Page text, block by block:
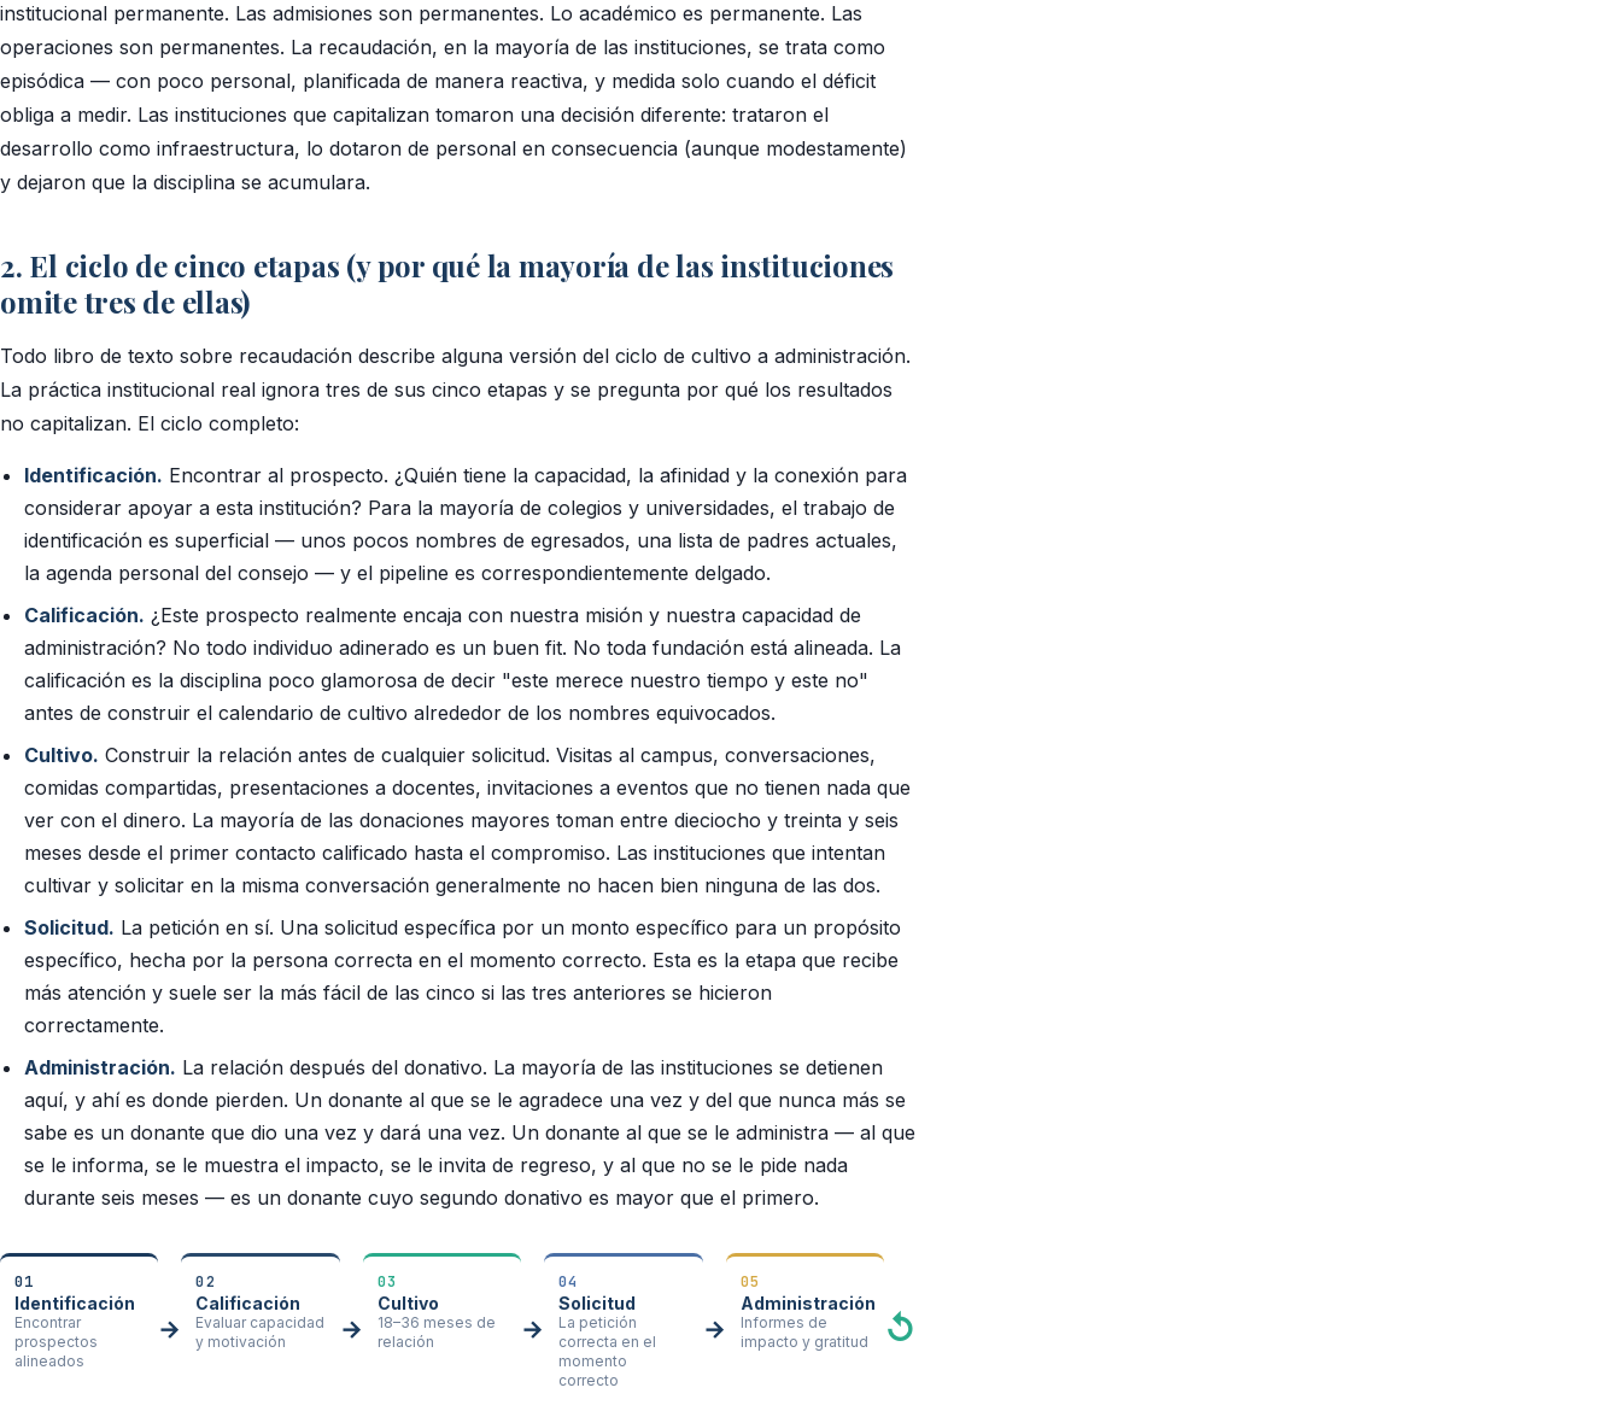
institucional permanente. Las admisiones son permanentes. Lo académico es permanente. Las
operaciones son permanentes. La recaudación, en la mayoría de las instituciones, se trata como
episódica — con poco personal, planificada de manera reactiva, y medida solo cuando el déficit
obliga a medir. Las instituciones que capitalizan tomaron una decisión diferente: trataron el
desarrollo como infraestructura, lo dotaron de personal en consecuencia (aunque modestamente)
y dejaron que la disciplina se acumulara.
2. El ciclo de cinco etapas (y por qué la mayoría de las instituciones
omite tres de ellas)
Todo libro de texto sobre recaudación describe alguna versión del ciclo de cultivo a administración.
La práctica institucional real ignora tres de sus cinco etapas y se pregunta por qué los resultados
no capitalizan. El ciclo completo:
Identificación. Encontrar al prospecto. ¿Quién tiene la capacidad, la afinidad y la conexión para
considerar apoyar a esta institución? Para la mayoría de colegios y universidades, el trabajo de
identificación es superficial — unos pocos nombres de egresados, una lista de padres actuales,
la agenda personal del consejo — y el pipeline es correspondientemente delgado.
Calificación. ¿Este prospecto realmente encaja con nuestra misión y nuestra capacidad de
administración? No todo individuo adinerado es un buen fit. No toda fundación está alineada. La
calificación es la disciplina poco glamorosa de decir "este merece nuestro tiempo y este no"
antes de construir el calendario de cultivo alrededor de los nombres equivocados.
Cultivo. Construir la relación antes de cualquier solicitud. Visitas al campus, conversaciones,
comidas compartidas, presentaciones a docentes, invitaciones a eventos que no tienen nada que
ver con el dinero. La mayoría de las donaciones mayores toman entre dieciocho y treinta y seis
meses desde el primer contacto calificado hasta el compromiso. Las instituciones que intentan
cultivar y solicitar en la misma conversación generalmente no hacen bien ninguna de las dos.
Solicitud. La petición en sí. Una solicitud específica por un monto específico para un propósito
específico, hecha por la persona correcta en el momento correcto. Esta es la etapa que recibe
más atención y suele ser la más fácil de las cinco si las tres anteriores se hicieron
correctamente.
Administración. La relación después del donativo. La mayoría de las instituciones se detienen
aquí, y ahí es donde pierden. Un donante al que se le agradece una vez y del que nunca más se
sabe es un donante que dio una vez y dará una vez. Un donante al que se le administra — al que
se le informa, se le muestra el impacto, se le invita de regreso, y al que no se le pide nada
durante seis meses — es un donante cuyo segundo donativo es mayor que el primero.
01
Identificación
Encontrar
prospectos
alineados
→
02
Calificación
Evaluar capacidad
y motivación
→
03
Cultivo
18–36 meses de
relación
→
04
Solicitud
La petición
correcta en el
momento
correcto
→
05
Administración
Informes de
impacto y gratitud
↺